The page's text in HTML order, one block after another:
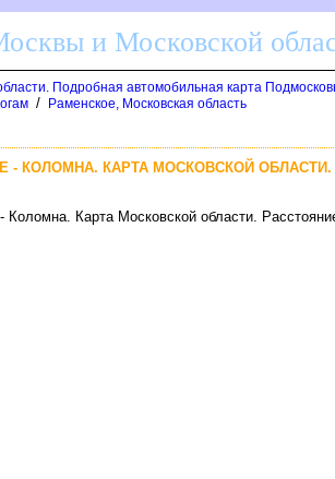
и Московской
Подробная автомобильная карта
/ Раменское, Московская область
- КОЛОМНА. КАРТА МОСКОВСКОЙ
Коломна. Карта Московской области.